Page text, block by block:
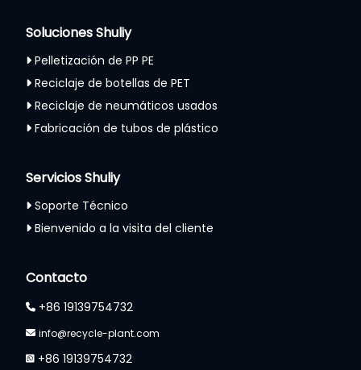
Soluciones Shuliy
Pelletización de PP PE
Reciclaje de botellas de PET
Reciclaje de neumáticos usados
Fabricación de tubos de plástico
Servicios Shuliy
Soporte Técnico
Bienvenido a la visita del cliente
Contacto
+86 19139754732
info@recycle-plant.com
+86 19139754732